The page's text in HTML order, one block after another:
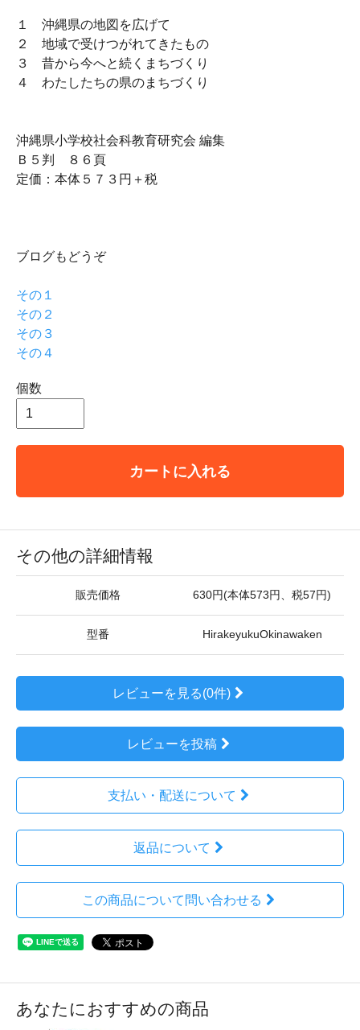
１ 沖縄県の地図を広げて
２ 地域で受けつがれてきたもの
３ 昔から今へと続くまちづくり
４ わたしたちの県のまちづくり
沖縄県小学校社会科教育研究会 編集
Ｂ５判 ８６頁
定価：本体５７３円＋税
ブログもどうぞ
その１
その２
その３
その４
個数
カートに入れる
その他の詳細情報
販売価格 630円(本体573円、税57円)
型番 HirakeyukuOkinawaken
レビューを見る(0件)
レビューを投稿
支払い・配送について
返品について
この商品について問い合わせる
あなたにおすすめの商品